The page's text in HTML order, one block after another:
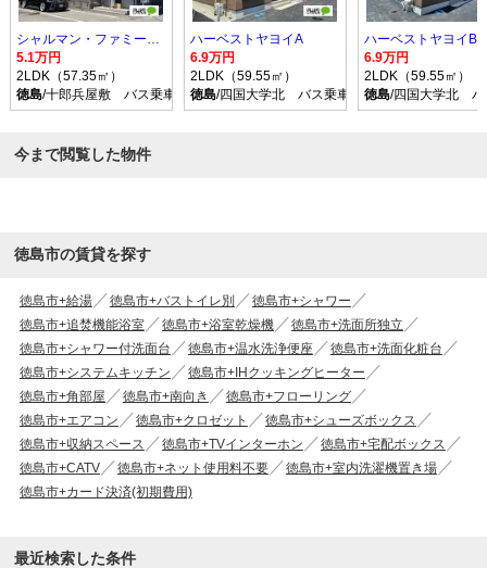
5.1万円
2LDK（57.35㎡）
徳島/十郎兵屋敷 バス乗車時間21分 停歩2分
ハーベストヤヨイA
6.9万円
2LDK（59.55㎡）
徳島/四国大学北 バス乗車時間21分 停歩3分
ハーベストヤヨイB
6.9万円
2LDK（59.55㎡）
徳島/四国大学北
今まで閲覧した物件
徳島市の賃貸を探す
徳島市+給湯 徳島市+バストイレ別
徳島市+シャワー
徳島市+追焚機能浴室
徳島市+浴室乾燥機
徳島市+洗面所独立
徳島市+シャワー付洗面台
徳島市+温水洗浄便座
徳島市+洗面化粧台
徳島市+システムキッチン
徳島市+IHクッキングヒーター
徳島市+角部屋
徳島市+南向き
徳島市+フローリング
徳島市+エアコン
徳島市+クロゼット
徳島市+シューズボックス
徳島市+収納スペース
徳島市+TVインターホン
徳島市+宅配ボックス
徳島市+CATV
徳島市+ネット使用料不要
徳島市+室内洗濯機置き場
徳島市+カード決済(初期費用)
最近検索した条件